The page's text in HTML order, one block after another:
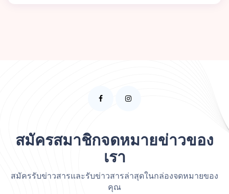
สมัครสมาชิกจดหมายข่าวของ
เรา
สมัครรับข่าวสารและรับข่าวสารล่าสุดในกล่องจดหมายของ
คุณ